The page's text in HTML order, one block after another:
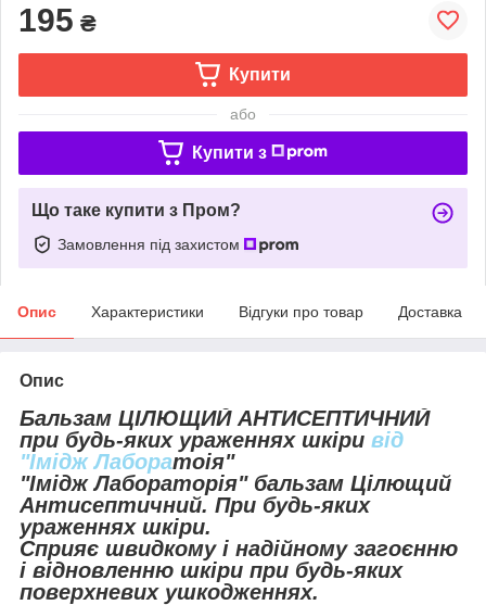
195 ₴
Купити
або
Купити з
Що таке купити з Пром?
Замовлення під захистом
Опис Характеристики Відгуки про товар Доставка
Опис
Бальзам ЦІЛЮЩИЙ АНТИСЕПТИЧНИЙ
при будь-яких ураженнях шкіри від
"Імідж Лаборатоія"
"Імідж Лабораторія" бальзам Цілющий
Антисептичний. При будь-яких
ураженнях шкіри.
Сприяє швидкому і надійному загоєнню
і відновленню шкіри при будь-яких
поверхневих ушкодженнях.